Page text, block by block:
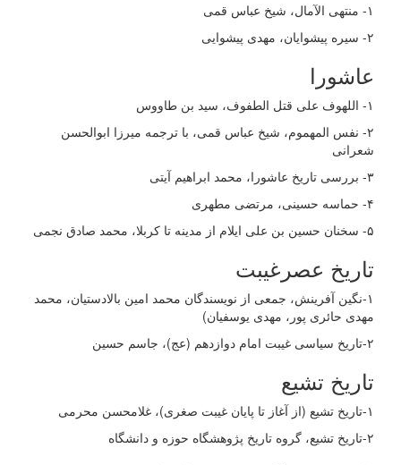
۱- منتهی الآمال، شیخ عباس قمی
۲- سیره پیشوایان، مهدی پیشوایی
عاشورا
١- اللهوف علی قتل الطفوف، سید بن طاووس
۲- نفس المهموم، شیخ عباس قمی، با ترجمه میرزا ابوالحسن
شعرانی
۳- بررسی تاریخ عاشورا، محمد ابراهیم آیتی
۴- حماسه حسینی، مرتضی مطهری
۵- سخنان حسین بن علی ایلام از مدینه تا کربلا، محمد صادق نجمی
تاریخ عصرغیبت
۱-نگین آفرینش، جمعی از نویسندگان محمد امین بالادستیان، محمد
مهدی حائری پور، مهدی یوسفیان)
۲-تاریخ سیاسی غیبت امام دوازدهم (عج)، جاسم حسین
تاریخ تشیع
۱-تاریخ تشیع (از آغاز تا پایان غیبت صغری)، غلامحسن محرمی
۲-تاریخ تشیع، گروه تاریخ پژوهشگاه حوزه و دانشگاه